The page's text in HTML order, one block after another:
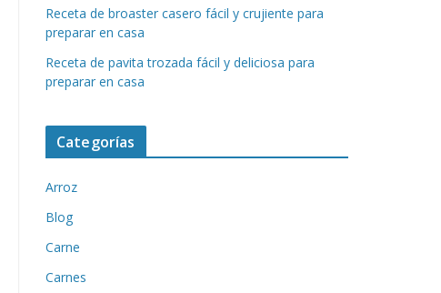
Receta de broaster casero fácil y crujiente para
preparar en casa
Receta de pavita trozada fácil y deliciosa para
preparar en casa
Categorías
Arroz
Blog
Carne
Carnes